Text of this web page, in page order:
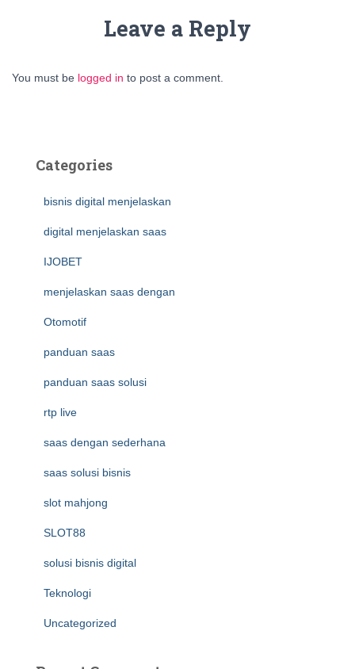
Leave a Reply
You must be logged in to post a comment.
Categories
bisnis digital menjelaskan
digital menjelaskan saas
IJOBET
menjelaskan saas dengan
Otomotif
panduan saas
panduan saas solusi
rtp live
saas dengan sederhana
saas solusi bisnis
slot mahjong
SLOT88
solusi bisnis digital
Teknologi
Uncategorized